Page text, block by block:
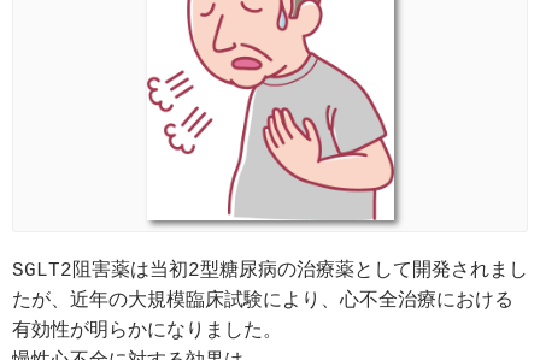
SGLT2阻害薬は当初2型糖尿病の治療薬として開発されまし
たが、近年の大規模臨床試験により、心不全治療における
有効性が明らかになりました。